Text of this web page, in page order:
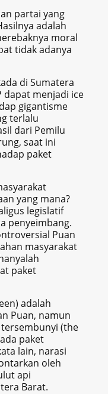
partai yang
adalah
moral
tidak adanya
di Sumatera
dapat menjadi ice
gigantisme
terlalu
dari Pemilu
saat ini
paket
yang mana?
legislatif
penyeimbang.
Puan
masyarakat
paket
adalah
Puan, namun
(the
paket
lain, narasi
oleh
api
Barat.